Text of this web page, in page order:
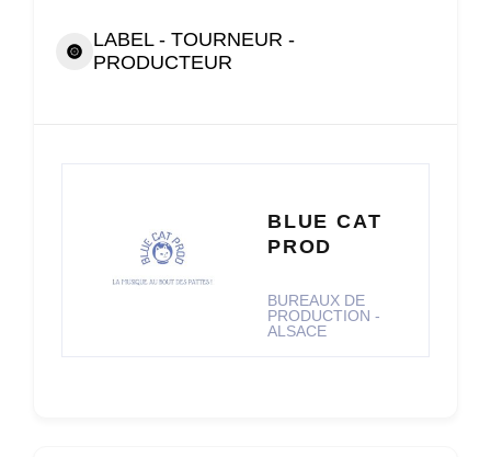
LABEL - TOURNEUR -
PRODUCTEUR
BLUE CAT
PROD
BUREAUX DE
PRODUCTION -
ALSACE